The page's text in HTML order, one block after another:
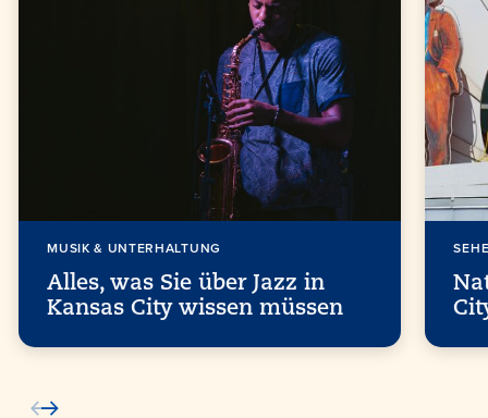
MUSIK & UNTERHALTUNG
Alles, was Sie über Jazz in
Kansas City wissen müssen